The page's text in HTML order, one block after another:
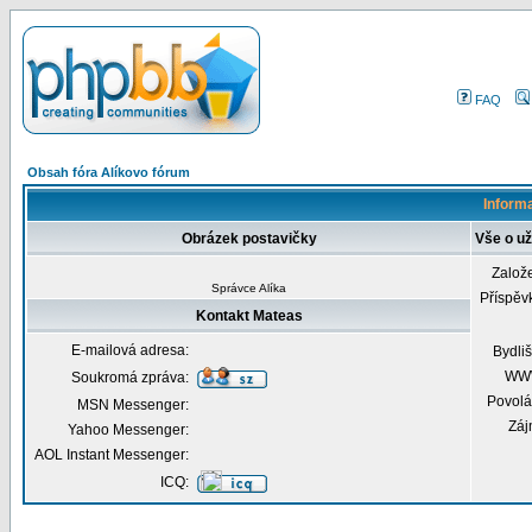
FAQ
Obsah fóra Alíkovo fórum
Obrázek postavičky Vše o
Správce Alíka
Kontakt Mateas
E-mailová adresa:
Soukromá zpráva:
MSN Messenger:
Yahoo Messenger:
AOL Instant Messenger:
ICQ: